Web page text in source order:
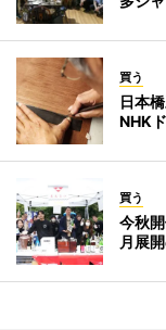
買う
日本
NHK
買う
今秋
月展